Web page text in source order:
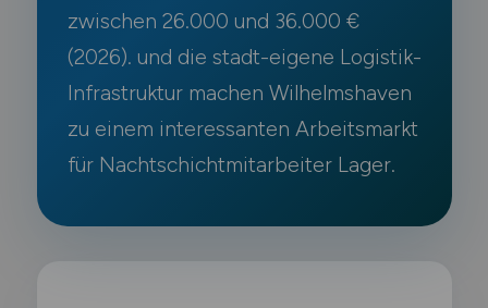
zwischen 26.000 und 36.000 €
(2026). und die stadt-eigene Logistik-
Infrastruktur machen Wilhelmshaven
zu einem interessanten Arbeitsmarkt
für Nachtschichtmitarbeiter Lager.